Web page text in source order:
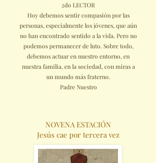
2do LECTOR
Hoy debemos sentir compasión por las
personas, especialmente los jóvenes, que aún
no han encontrado sentido a la vida. Pero no
podemos permanecer de luto. Sobre todo,
debemos actuar en nuestro entorno, en
nuestra familia, en la sociedad, con miras a
un mundo más fraterno.
Padre Nuestro
NOVENA ESTACIÓN
Jesús cae por tercera vez